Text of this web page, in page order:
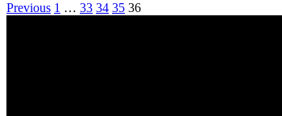
Previous 1 … 33 34 35 36